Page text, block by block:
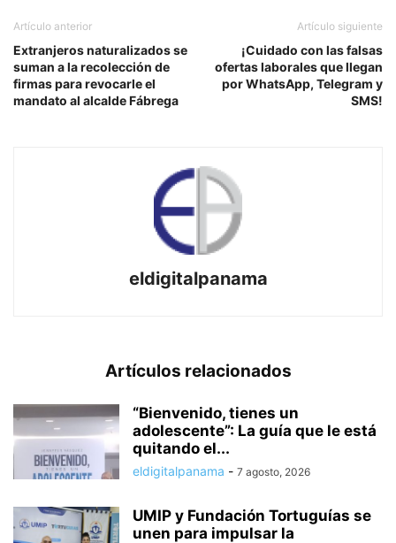
Artículo anterior
Extranjeros naturalizados se
suman a la recolección de
firmas para revocarle el
mandato al alcalde Fábrega
Artículo siguiente
¡Cuidado con las falsas
ofertas laborales que llegan
por WhatsApp, Telegram y
SMS!
eldigitalpanama
Artículos relacionados
“Bienvenido, tienes un
adolescente”: La guía que le está
quitando el...
eldigitalpanama - 7 agosto, 2026
UMIP y Fundación Tortuguías se
unen para impulsar la